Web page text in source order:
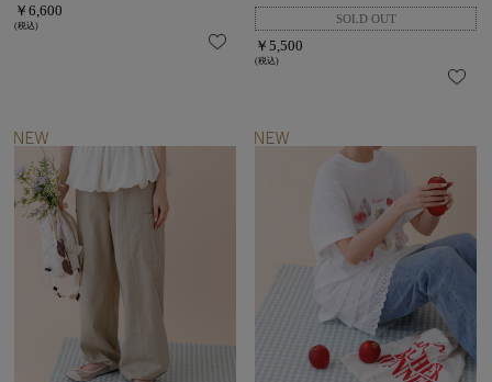
￥6,600
(税込)
￥5,500
(税込)